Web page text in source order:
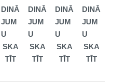
DINĀ
JUM
U
SKA
TĪT
DINĀ
JUM
U
SKA
TĪT
DINĀ
JUM
U
SKA
TĪT
DINĀ
JUM
U
SKA
TĪT